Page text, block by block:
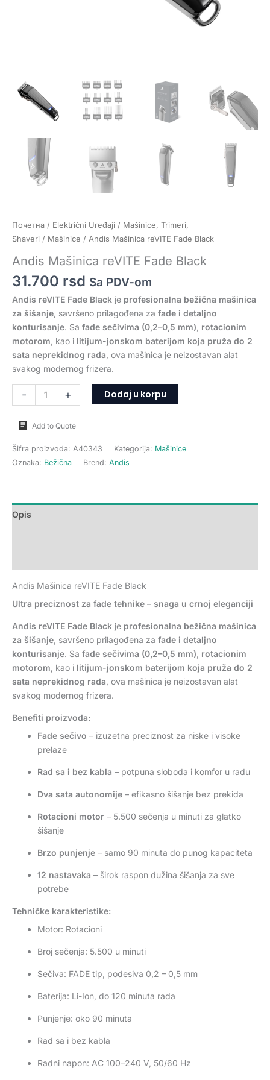
Почетна / Električni Uređaji / Mašinice, Trimeri,
Shaveri / Mašinice / Andis Mašinica reVITE Fade Black
Andis Mašinica reVITE Fade Black
31.700 rsd Sa PDV-om
Andis reVITE Fade Black je profesionalna bežična mašinica
za šišanje , savršeno prilagođena za fade i detaljno
konturisanje. Sa fade sečivima (0,2–0,5 mm) rotacionim
motorom , kao i litijum-jonskom baterijom koja pruža do 2
sata neprekidnog rada , ova mašinica je neizostavan alat
svakog modernog frizera.
- + Dodaj u korpu
Add to Quote
Šifra proizvoda: A40343 Kategorija: Mašinice
Oznaka: Bežična Brend: Andis
Opis
Andis Mašinica reVITE Fade Black
Ultra preciznost za fade tehnike – snaga u crnoj eleganciji
Andis reVITE Fade Black je profesionalna bežična mašinica
za šišanje , savršeno prilagođena za fade i detaljno
konturisanje. Sa fade sečivima (0,2–0,5 mm) rotacionim
motorom , kao i litijum-jonskom baterijom koja pruža do 2
sata neprekidnog rada , ova mašinica je neizostavan alat
svakog modernog frizera.
Benefiti proizvoda:
Fade sečivo – izuzetna preciznost za niske i visoke
prelaze
Rad sa i bez kabla – potpuna sloboda i komfor u radu
Dva sata autonomije – efikasno šišanje bez prekida
Rotacioni motor – 5.500 sečenja u minuti za glatko
šišanje
Brzo punjenje – samo 90 minuta do punog kapaciteta
12 nastavaka – širok raspon dužina šišanja za sve
potrebe
Tehničke karakteristike:
Motor: Rotacioni
Broj sečenja: 5.500 u minuti
Sečiva: FADE tip, podesiva 0,2 – 0,5 mm
Baterija: Li-Ion, do 120 minuta rada
Punjenje: oko 90 minuta
Rad sa i bez kabla
Radni napon: AC 100–240 V, 50/60 Hz